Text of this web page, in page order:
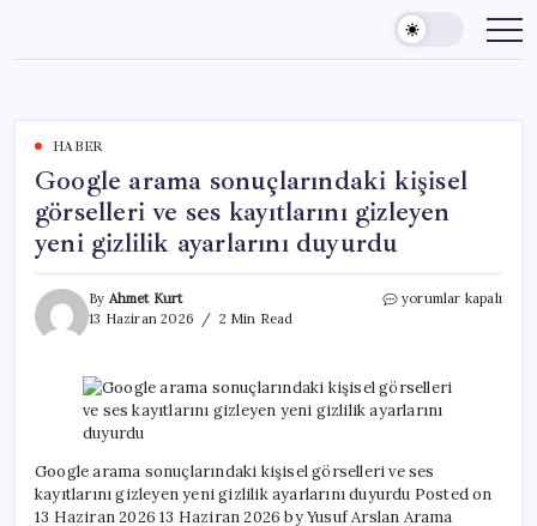
content
HABER
Google arama sonuçlarındaki kişisel
görselleri ve ses kayıtlarını gizleyen
yeni gizlilik ayarlarını duyurdu
By Ahmet Kurt
13 Haziran 2026
2 Min Read
Google
görselleri
ve
ses
yeni
gizlilik
ayarlarını
yorumlar kapalı
Google arama sonuçlarındaki kişisel görselleri ve ses
kayıtlarını gizleyen yeni gizlilik ayarlarını duyurdu Posted on
13 Haziran 2026 13 Haziran 2026 by Yusuf Arslan Arama